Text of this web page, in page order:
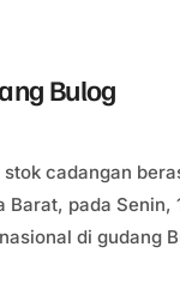
Bulog
cadangan
pada Senin,
di gudang